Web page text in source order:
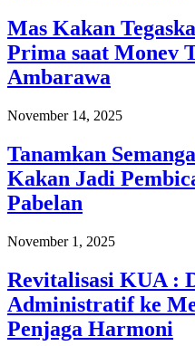
Mas Kakan
Prima saat Monev
Ambarawa
November 14, 2025
Tanamkan
Kakan Jadi
Pabelan
November 1, 2025
Revitalisasi KUA :
Administratif ke
Penjaga Harmoni